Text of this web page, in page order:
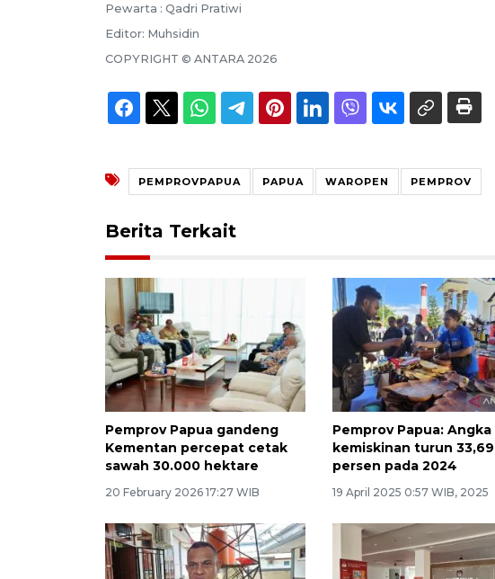
Pewarta : Qadri Pratiwi
Editor: Muhsidin
COPYRIGHT © ANTARA 2026
PEMPROVPAPUA PAPUA WAROPEN PEMPROV
Berita Terkait
Pemprov Papua gandeng
Kementan percepat cetak
sawah 30.000 hektare
20 February 2026 17:27 WIB
Pemprov Papua: Angka
kemiskinan turun 33,69
persen pada 2024
19 April 2025 0:57 WIB, 2025